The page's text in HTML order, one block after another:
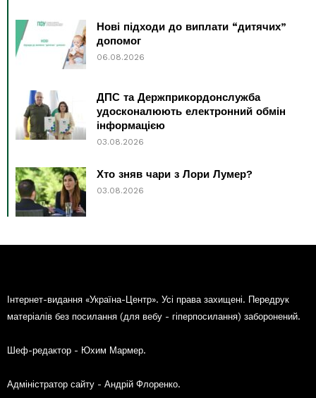
Нові підходи до виплати “дитячих”
допомог
06.08.2026
ДПС та Держприкордонслужба
удосконалюють електронний обмін
інформацією
03.08.2026
Хто зняв чари з Лори Лумер?
03.08.2026
Інтернет-видання «Україна-Центр». Усі права захищені. Передрук
матеріалів без посилання (для вебу - гіперпосилання) заборонений.
Шеф-редактор - Юхим Мармер.
Адміністратор сайту - Андрій Флоренко.